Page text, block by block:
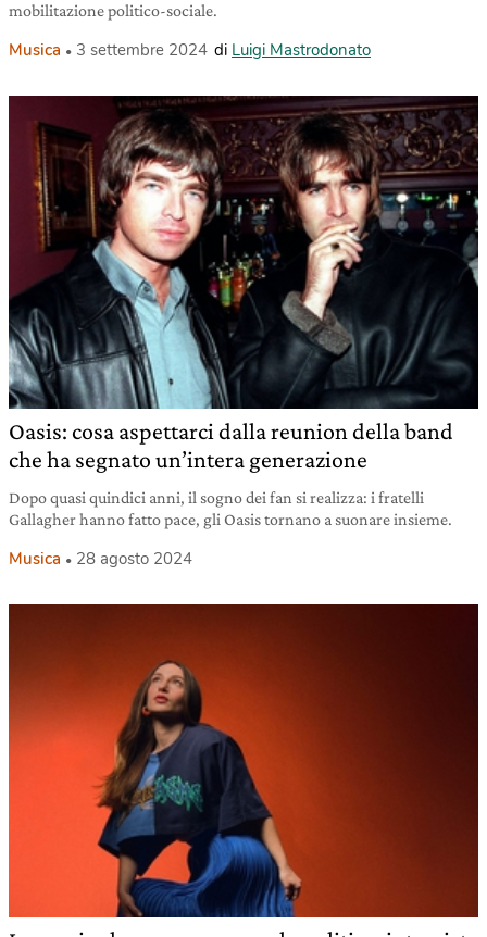
mobilitazione politico-sociale.
Musica 3 settembre 2024 di Luigi Mastrodonato
Oasis: cosa aspettarci dalla reunion della band
che ha segnato un’intera generazione
Dopo quasi quindici anni, il sogno dei fan si realizza: i fratelli
Gallagher hanno fatto pace, gli Oasis tornano a suonare insieme.
Musica 28 agosto 2024